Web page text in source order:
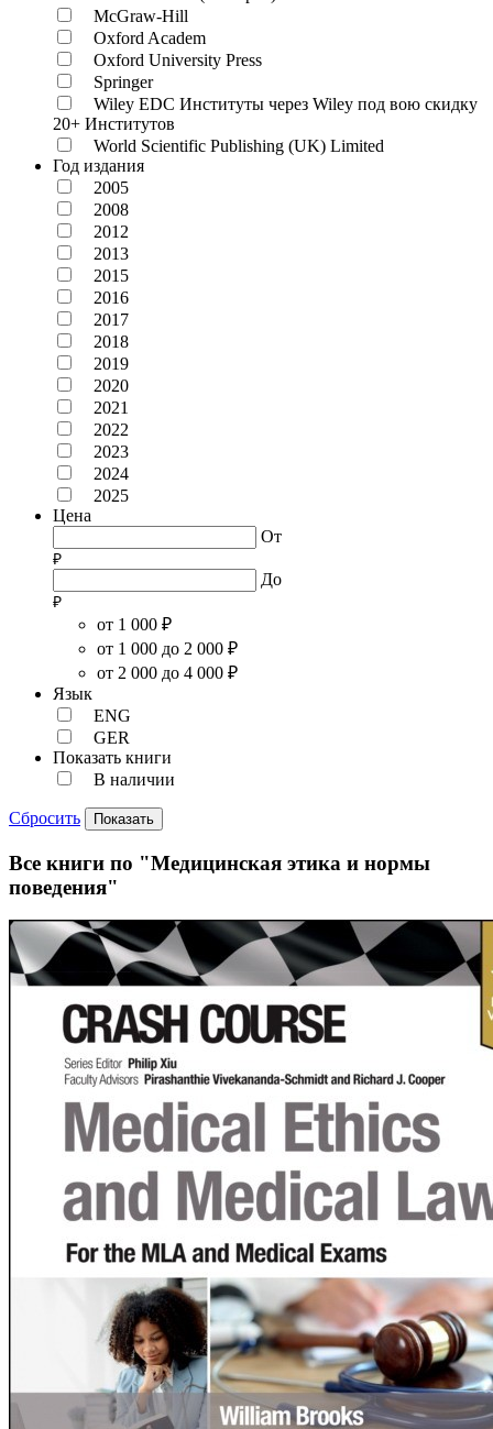
McGraw-Hill
Oxford Academ
Oxford University Press
Springer
Wiley EDC Институты через Wiley под вою скидку
20+ Институтов
World Scientific Publishing (UK) Limited
Год издания
2005
2008
2012
2013
2015
2016
2017
2018
2019
2020
2021
2022
2023
2024
2025
Цена
От
До
от 1 000 ₽
от 1 000 до 2 000 ₽
от 2 000 до 4 000 ₽
Язык
ENG
GER
Показать книги
В наличии
Сбросить Показать
Все книги по "Медицинская этика и нормы
поведения"